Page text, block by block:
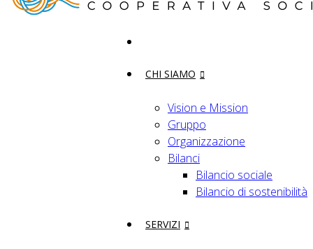
CHI SIAMO
Vision e Mission
Gruppo
Organizzazione
Bilanci
Bilancio sociale
Bilancio di sostenibilità
SERVIZI